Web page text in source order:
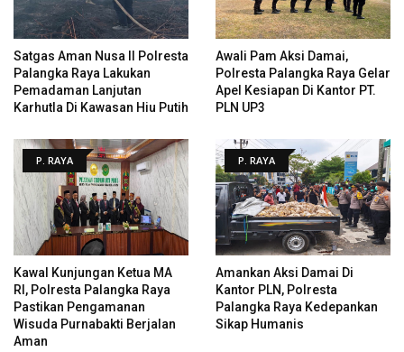
Satgas Aman Nusa II Polresta
Palangka Raya Lakukan
Pemadaman Lanjutan
Karhutla Di Kawasan Hiu Putih
Awali Pam Aksi Damai,
Polresta Palangka Raya Gelar
Apel Kesiapan Di Kantor PT.
PLN UP3
P. RAYA
Kawal Kunjungan Ketua MA
RI, Polresta Palangka Raya
Pastikan Pengamanan
Wisuda Purnabakti Berjalan
Aman
P. RAYA
Amankan Aksi Damai Di
Kantor PLN, Polresta
Palangka Raya Kedepankan
Sikap Humanis